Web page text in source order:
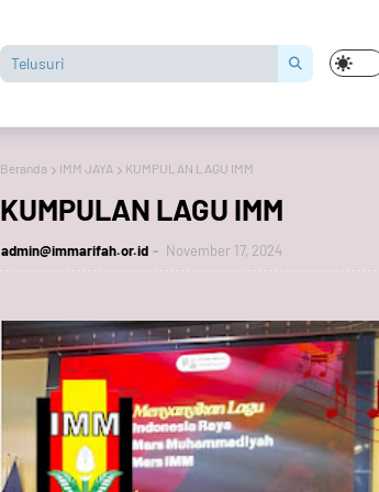
Beranda IMM JAYA KUMPULAN LAGU IMM
KUMPULAN LAGU IMM
admin@immarifah.or.id November 17, 2024